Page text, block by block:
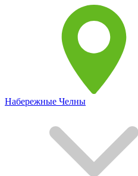
Набережные Челны